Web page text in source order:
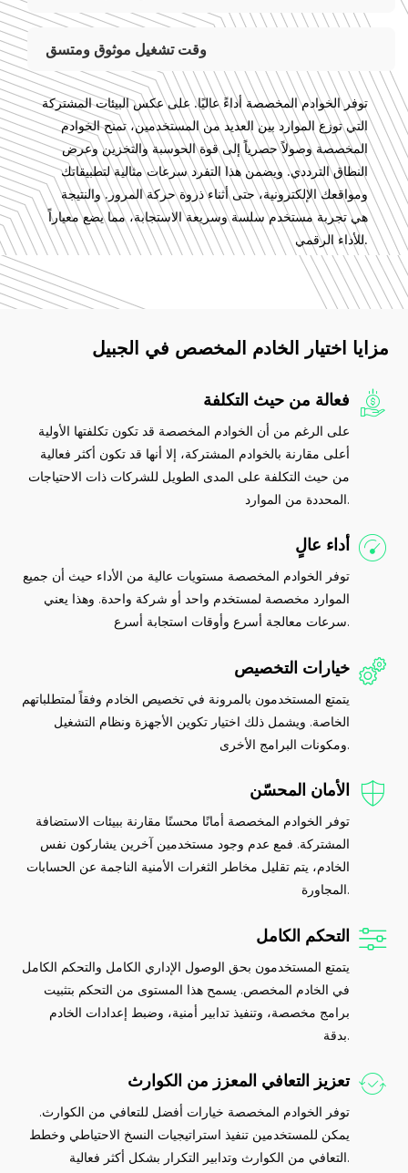
وقت تشغيل موثوق ومتسق
توفر الخوادم المخصصة أداءً عاليًا. على عكس البيئات المشتركة
التي توزع الموارد بين العديد من المستخدمين، تمنح الخوادم
المخصصة وصولاً حصرياً إلى قوة الحوسبة والتخزين وعرض
النطاق الترددي. ويضمن هذا التفرد سرعات مثالية لتطبيقاتك
ومواقعك الإلكترونية، حتى أثناء ذروة حركة المرور. والنتيجة
هي تجربة مستخدم سلسة وسريعة الاستجابة، مما يضع معياراً
للأداء الرقمي.
مزايا اختيار الخادم المخصص في الجبيل
فعالة من حيث التكلفة
على الرغم من أن الخوادم المخصصة قد تكون تكلفتها الأولية
أعلى مقارنة بالخوادم المشتركة، إلا أنها قد تكون أكثر فعالية
من حيث التكلفة على المدى الطويل للشركات ذات الاحتياجات
المحددة من الموارد.
أداء عالٍ
توفر الخوادم المخصصة مستويات عالية من الأداء حيث أن جميع
الموارد مخصصة لمستخدم واحد أو شركة واحدة. وهذا يعني
سرعات معالجة أسرع وأوقات استجابة أسرع.
خيارات التخصيص
يتمتع المستخدمون بالمرونة في تخصيص الخادم وفقاً لمتطلباتهم
الخاصة. ويشمل ذلك اختيار تكوين الأجهزة ونظام التشغيل
ومكونات البرامج الأخرى.
الأمان المحسّن
توفر الخوادم المخصصة أمانًا محسنًا مقارنة ببيئات الاستضافة
المشتركة. فمع عدم وجود مستخدمين آخرين يشاركون نفس
الخادم، يتم تقليل مخاطر الثغرات الأمنية الناجمة عن الحسابات
المجاورة.
التحكم الكامل
يتمتع المستخدمون بحق الوصول الإداري الكامل والتحكم الكامل
في الخادم المخصص. يسمح هذا المستوى من التحكم بتثبيت
برامج مخصصة، وتنفيذ تدابير أمنية، وضبط إعدادات الخادم
بدقة.
تعزيز التعافي المعزز من الكوارث
توفر الخوادم المخصصة خيارات أفضل للتعافي من الكوارث.
يمكن للمستخدمين تنفيذ استراتيجيات النسخ الاحتياطي وخطط
التعافي من الكوارث وتدابير التكرار بشكل أكثر فعالية.